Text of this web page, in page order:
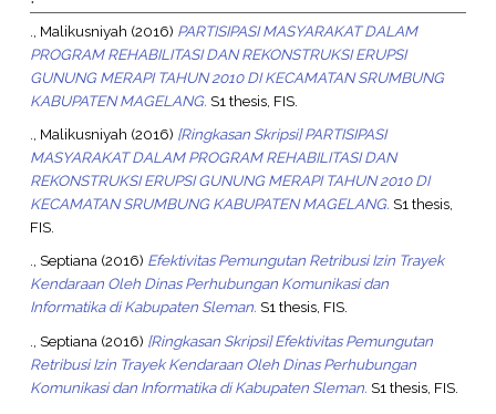
., Malikusniyah (2016) PARTISIPASI MASYARAKAT DALAM
PROGRAM REHABILITASI DAN REKONSTRUKSI ERUPSI
GUNUNG MERAPI TAHUN 2010 DI KECAMATAN SRUMBUNG
KABUPATEN MAGELANG. S1 thesis, FIS.
., Malikusniyah (2016) [Ringkasan Skripsi] PARTISIPASI
MASYARAKAT DALAM PROGRAM REHABILITASI DAN
REKONSTRUKSI ERUPSI GUNUNG MERAPI TAHUN 2010 DI
KECAMATAN SRUMBUNG KABUPATEN MAGELANG. S1 thesis,
FIS.
., Septiana(2016) Efektivitas Pemungutan Retribusi Izin Trayek
Kendaraan Oleh Dinas Perhubungan Komunikasi dan
Informatika di Kabupaten Sleman. S1 thesis, FIS.
., Septiana (2016) [Ringkasan Skripsi] Efektivitas Pemungutan
Retribusi Izin Trayek Kendaraan Oleh Dinas Perhubungan
Komunikasi dan Informatika di Kabupaten Sleman. S1 thesis, FIS.